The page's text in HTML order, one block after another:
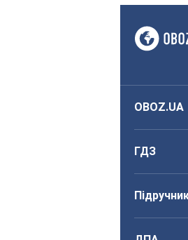
OBOZ.UA
ГДЗ